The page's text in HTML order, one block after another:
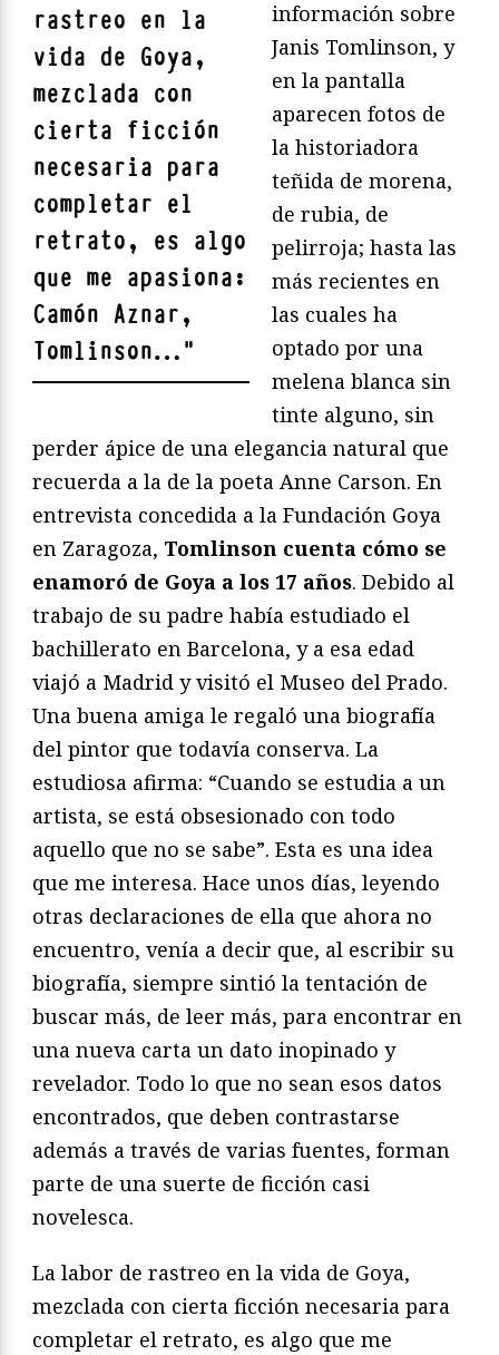
rastreo en la
vida de Goya,
mezclada con
cierta ficción
necesaria para
completar el
retrato, es algo
que me apasiona:
Camón Aznar,
Tomlinson…"
información sobre
Janis Tomlinson, y
en la pantalla
aparecen fotos de
la historiadora
teñida de morena,
de rubia, de
pelirroja; hasta las
más recientes en
las cuales ha
optado por una
melena blanca sin
tinte alguno, sin
perder ápice de una elegancia natural que
recuerda a la de la poeta Anne Carson. En
entrevista concedida a la Fundación Goya
en Zaragoza, Tomlinson cuenta cómo se
enamoró de Goya a los 17 años. Debido al
trabajo de su padre había estudiado el
bachillerato en Barcelona, y a esa edad
viajó a Madrid y visitó el Museo del Prado.
Una buena amiga le regaló una biografía
del pintor que todavía conserva. La
estudiosa afirma: “Cuando se estudia a un
artista, se está obsesionado con todo
aquello que no se sabe”. Esta es una idea
que me interesa. Hace unos días, leyendo
otras declaraciones de ella que ahora no
encuentro, venía a decir que, al escribir su
biografía, siempre sintió la tentación de
buscar más, de leer más, para encontrar en
una nueva carta un dato inopinado y
revelador. Todo lo que no sean esos datos
encontrados, que deben contrastarse
además a través de varias fuentes, forman
parte de una suerte de ficción casi
novelesca.
La labor de rastreo en la vida de Goya,
mezclada con cierta ficción necesaria para
completar el retrato, es algo que me